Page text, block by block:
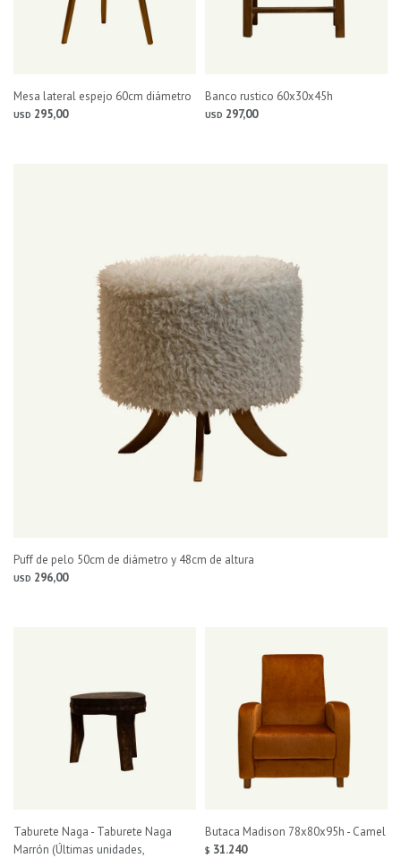
Mesa lateral espejo 60cm diámetro
USD 295,00
Banco rustico 60x30x45h
USD 297,00
Puff de pelo 50cm de diámetro y 48cm de altura
USD 296,00
Taburete Naga - Taburete Naga
Marrón (Últimas unidades,
Butaca Madison 78x80x95h - Camel
$ 31.240